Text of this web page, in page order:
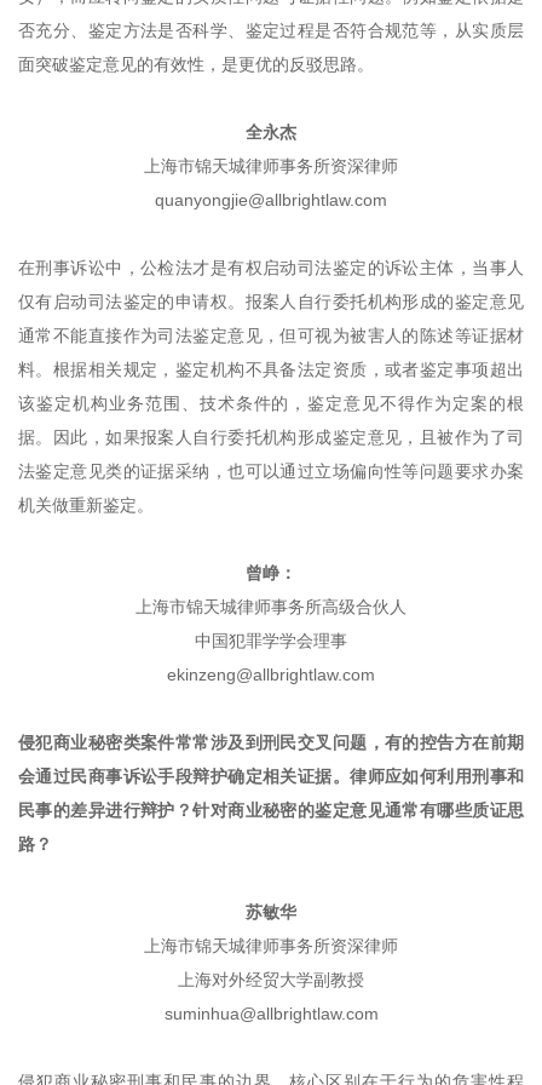
否充分、鉴定方法是否科学、鉴定过程是否符合规范等，从实质层
面突破鉴定意见的有效性，是更优的反驳思路。
全永杰
上海市锦天城律师事务所资深律师
quanyongjie@allbrightlaw.com
在刑事诉讼中，公检法才是有权启动司法鉴定的诉讼主体，当事人
仅有启动司法鉴定的申请权。报案人自行委托机构形成的鉴定意见
通常不能直接作为司法鉴定意见，但可视为被害人的陈述等证据材
料。根据相关规定，鉴定机构不具备法定资质，或者鉴定事项超出
该鉴定机构业务范围、技术条件的，鉴定意见不得作为定案的根
据。因此，如果报案人自行委托机构形成鉴定意见，且被作为了司
法鉴定意见类的证据采纳，也可以通过立场偏向性等问题要求办案
机关做重新鉴定。
曾峥：
上海市锦天城律师事务所高级合伙人
中国犯罪学学会理事
ekinzeng@allbrightlaw.com
侵犯商业秘密类案件常常涉及到刑民交叉问题，有的控告方在前期
会通过民商事诉讼手段辩护确定相关证据。律师应如何利用刑事和
民事的差异进行辩护？针对商业秘密的鉴定意见通常有哪些质证思
路？
苏敏华
上海市锦天城律师事务所资深律师
上海对外经贸大学副教授
suminhua@allbrightlaw.com